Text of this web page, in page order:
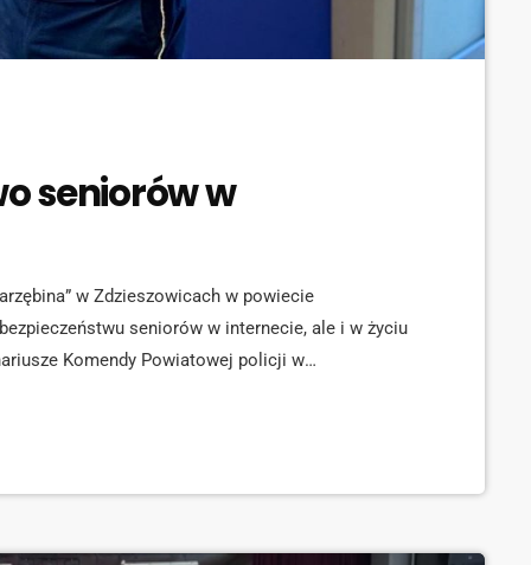
seniorów w
w Zdzieszowicach w powiecie
seniorów w internecie, ale i w życiu
Komendy Powiatowej policji w
Gośćmi specjalnymi były dyrektor oddziału